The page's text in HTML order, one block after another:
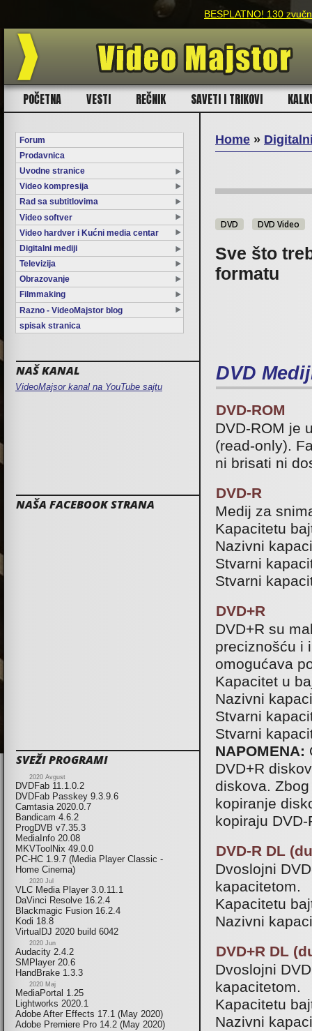
130 zvučnih efekata za filmmakere!
POČETNA VESTI REČNIK SAVETI I TRIKOVI
Forum
Prodavnica
Uvodne stranice
Video kompresija
Rad sa subtitlovima
Video softver
Video hardver i Kućni media centar
Digitalni mediji
Televizija
Obrazovanje
Filmmaking
Razno - VideoMajstor blog
spisak stranica
NAŠ KANAL
VideoMajsor kanal na YouTube sajtu
NAŠA FACEBOOK STRANA
SVEŽI PROGRAMI
2020 Avgust
DVDFab 11.1.0.2
DVDFab Passkey 9.3.9.6
Camtasia 2020.0.7
Bandicam 4.6.2
ProgDVB v7.35.3
MediaInfo 20.08
MKVToolNix 49.0.0
PC-HC 1.9.7 (Media Player Classic -
Home Cinema)
2020 Jul
VLC Media Player 3.0.11.1
DaVinci Resolve 16.2.4
Blackmagic Fusion 16.2.4
Kodi 18.8
VirtualDJ 2020 build 6042
2020 Jun
Audacity 2.4.2
SMPlayer 20.6
HandBrake 1.3.3
2020 Maj
MediaPortal 1.25
Lightworks 2020.1
Adobe After Effects 17.1 (May 2020)
Adobe Premiere Pro 14.2 (May 2020)
Home »
DVD DVD Video
Sve što
formatu
DVD
DVD-ROM
DVD-ROM je
(read-only).
ni brisati ni
DVD-R
Medij za
Kapacitetu
Nazivni
Stvarni
Stvarni
DVD+R
DVD+R su
preciznošću i
omogućava
Kapacitet u
Nazivni
Stvarni
Stvarni
NAPOMENA:
DVD+R
diskova.
kopiranje
kopiraju
DVD-R DL
Dvoslojni
kapacitetom.
Kapacitetu
Nazivni
DVD+R DL
Dvoslojni
kapacitetom.
Kapacitetu
Nazivni